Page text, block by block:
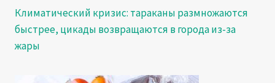
Климатический кризис: тараканы размножаются
быстрее, цикады возвращаются в города из-за
жары